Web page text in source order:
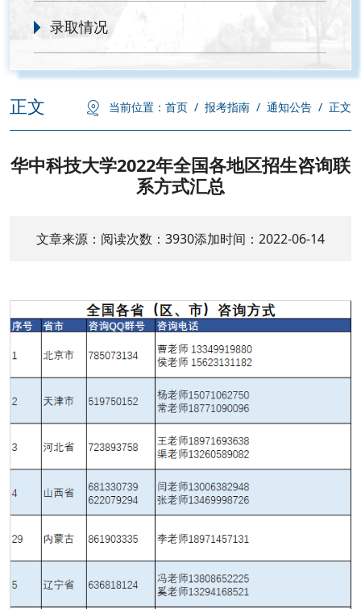
录取情况
正文 当前位置： 首页 / 报考指南 / 通知公告 / 正文
华中科技大学2022年全国各地区招生咨询联
系方式汇总
文章来源： 阅读次数： 3930添加时间：2022-06-14